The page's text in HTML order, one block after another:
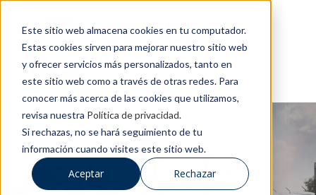
Este sitio web almacena cookies en tu computador.
Estas cookies sirven para mejorar nuestro sitio web
y ofrecer servicios más personalizados, tanto en
este sitio web como a través de otras redes. Para
conocer más acerca de las cookies que utilizamos,
revisa nuestra Política de privacidad.
Si rechazas, no se hará seguimiento de tu
información cuando visites este sitio web.
Aceptar Rechazar
BLOG DE CESDA